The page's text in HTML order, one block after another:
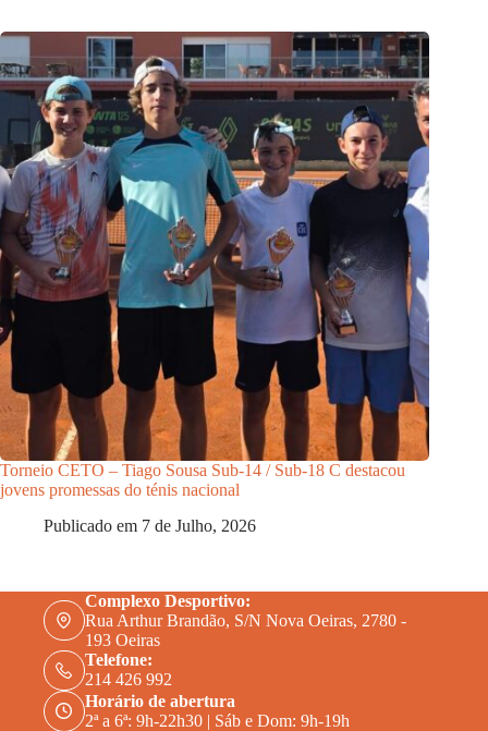
Torneio CETO – Tiago Sousa Sub-14 / Sub-18 C destacou
jovens promessas do ténis nacional
Publicado em 7 de Julho, 2026
Complexo Desportivo:
Rua Arthur Brandão, S/N Nova Oeiras, 2780 -
193 Oeiras
Telefone:
214 426 992
Horário de abertura
2ª a 6ª: 9h-22h30 | Sáb e Dom: 9h-19h